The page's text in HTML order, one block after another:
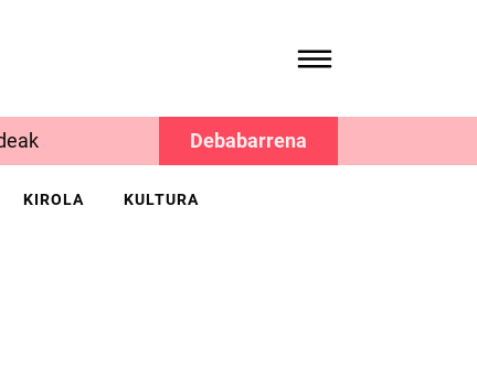
Debabarrena
KIROLA KULTURA